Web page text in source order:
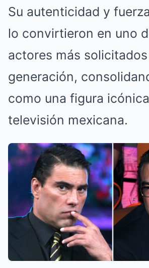
Su autenticidad y
lo convirtieron en uno
actores más
generación,
como una figura
televisión mexicana.